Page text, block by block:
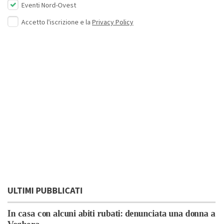
Eventi Nord-Ovest
Accetto l'iscrizione e la Privacy Policy
ULTIMI PUBBLICATI
In casa con alcuni abiti rubati: denunciata una donna a